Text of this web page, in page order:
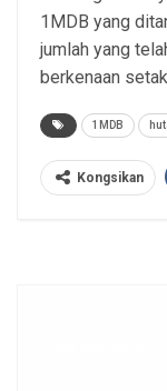
1MDB yang
jumlah yang
berkenaan
1MDB
Kongsikan